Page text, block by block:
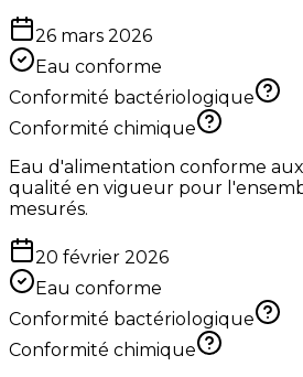
26 mars 2026
Eau conforme
Conformité bactériologique
Conformité chimique
Eau d'alimentation conforme
qualité en vigueur pour
mesurés.
20 février 2026
Eau conforme
Conformité bactériologique
Conformité chimique